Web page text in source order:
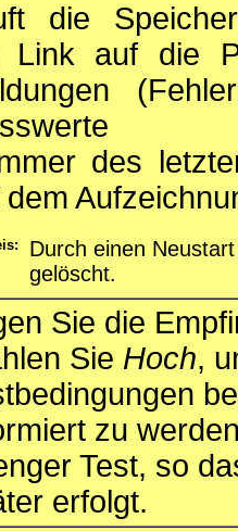
die
Link auf die
des
dem
Durch einen
gelöscht.
Sie die
Sie Hoch,
zu
Test, so
erfolgt.